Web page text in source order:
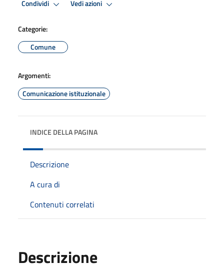
Condividi Vedi azioni
Categorie:
Comune
Argomenti:
Comunicazione istituzionale
INDICE DELLA PAGINA
Descrizione
A cura di
Contenuti correlati
Descrizione